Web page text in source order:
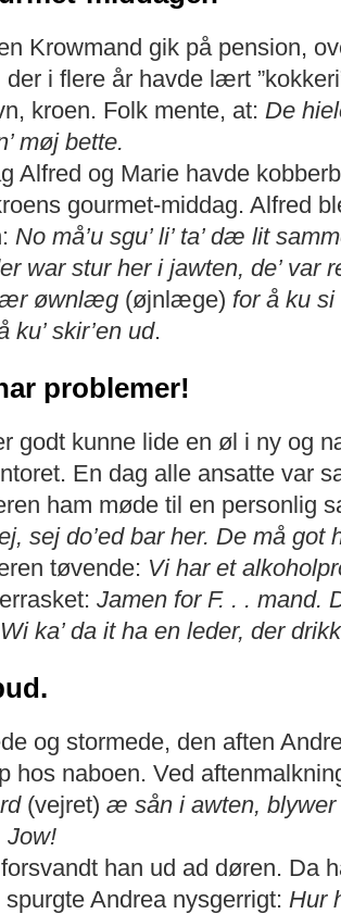
Krowmand gik på pension,
der i flere år havde lært
kroen. Folk mente, at: De
møj bette.
Alfred og Marie havde
gourmet-middag. Alfred
No må’u sgu’ li’ ta’ dæ lit
war stur her i jawten, de’ var
øwnlæg (øjnlæge) for å ku
ku’ skir’en ud.
problemer!
godt kunne lide en øl i ny og
En dag alle ansatte var
ham møde til en personlig
sej do’ed bar her. De må got
tøvende: Vi har et
Jamen for F. . . mand.
ka’ da it ha en leder, der
og stormede, den aften
hos naboen. Ved
(vejret) æ sån i awten, blywer
Jow!
han ud ad døren. Da
Andrea nysgerrigt: Hur